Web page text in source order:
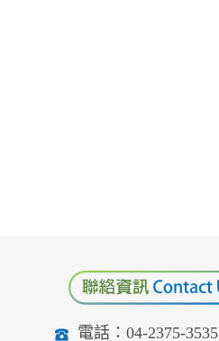
電話：04-2375-3535